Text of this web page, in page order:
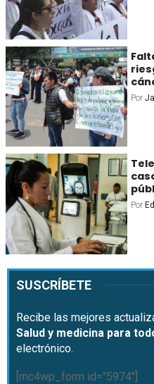
Por
Por
SUSCRÍBETE
Recibe las mejores
Salud y medicina para
electrónico.
[mc4wp_form id="5974"]